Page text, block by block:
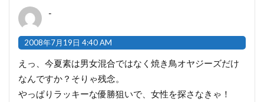
-
2008年7月19日 4:40 AM
えっ、今夏素は男女混合ではなく焼き鳥オヤジーズだけ
なんですか？そりゃ残念。
やっぱりラッキーな優勝狙いで、女性を探さなきゃ！